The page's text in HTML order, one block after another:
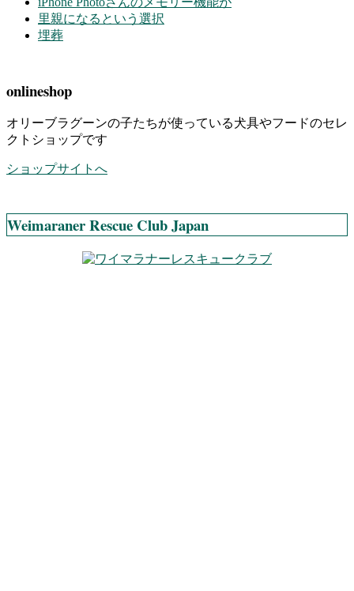
里親になるという選択
埋葬
onlineshop
オリーブラグーンの子たちが使っている犬具やフードのセレ
クトショップです
ショップサイトへ
Weimaraner Rescue Club Japan